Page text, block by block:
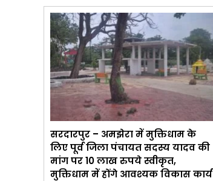
सरदारपुर – अमझेरा में मुक्तिधाम के
लिए पूर्व जिला पंचायत सदस्य यादव की
मांग पर 10 लाख रुपये स्वीकृत,
मुक्तिधाम में होंगे आवश्यक विकास कार्य